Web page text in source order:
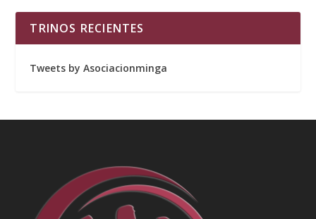
TRINOS RECIENTES
Tweets by Asociacionminga